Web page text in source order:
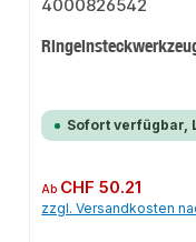
Sofort verfügbar,
Regulärer Preis:
Ab CHF 50.21
zzgl. Versandkosten